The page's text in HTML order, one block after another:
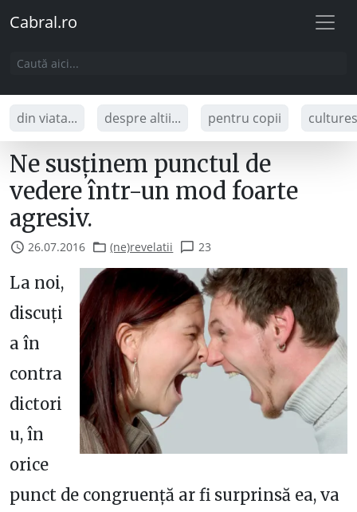
Cabral.ro
din viata... despre altii... pentru copii
Ne susținem punctul de
vedere într-un mod foarte
agresiv.
26.07.2016 (ne)revelatii 23
La noi,
discuți
a în
contra
dictori
u, în
orice
punct de congruență ar fi surprinsă ea, va